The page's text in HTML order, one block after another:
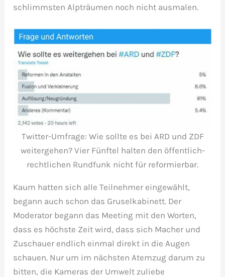
schlimmsten Alpträumen noch nicht ausmalen.
Twitter-Umfrage: Wie sollte es bei ARD und ZDF
weitergehen? Vier Fünftel halten den öffentlich-
rechtlichen Rundfunk nicht für reformierbar.
Kaum hatten sich alle Teilnehmer eingewählt,
begann auch schon das Gruselkabinett. Der
Moderator begann das Meeting mit den Worten,
dass es höchste Zeit wird, dass sich Macher und
Zuschauer endlich einmal direkt in die Augen
schauen. Nur um im nächsten Atemzug darum zu
bitten, die Kameras der Umwelt zuliebe